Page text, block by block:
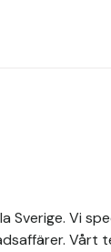
Sverige. Vi
Vårt